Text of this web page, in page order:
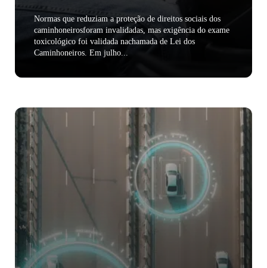
Normas que reduziam a proteção de direitos sociais dos
caminhoneirosforam invalidadas, mas exigência do exame
toxicológico foi validada nachamada de Lei dos
Caminhoneiros. Em julho...